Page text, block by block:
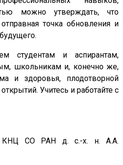
можно утверждать, что
точка обновления и
студентам и аспирантам,
школьникам и, конечно же,
и здоровья, плодотворной
Учитесь и работайте с
КНЦ СО РАН д. с.-х. н. А.А.